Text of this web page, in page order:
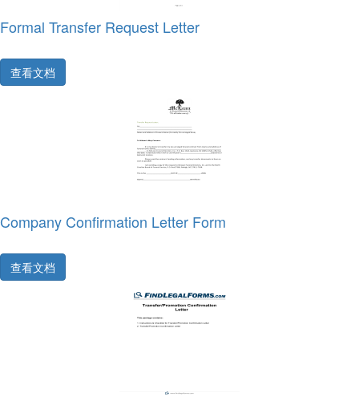
Formal Transfer Request Letter
查看文档
Company Confirmation Letter Form
查看文档